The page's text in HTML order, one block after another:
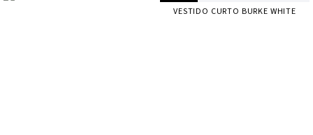
VESTIDO CURTO BURKE WHITE